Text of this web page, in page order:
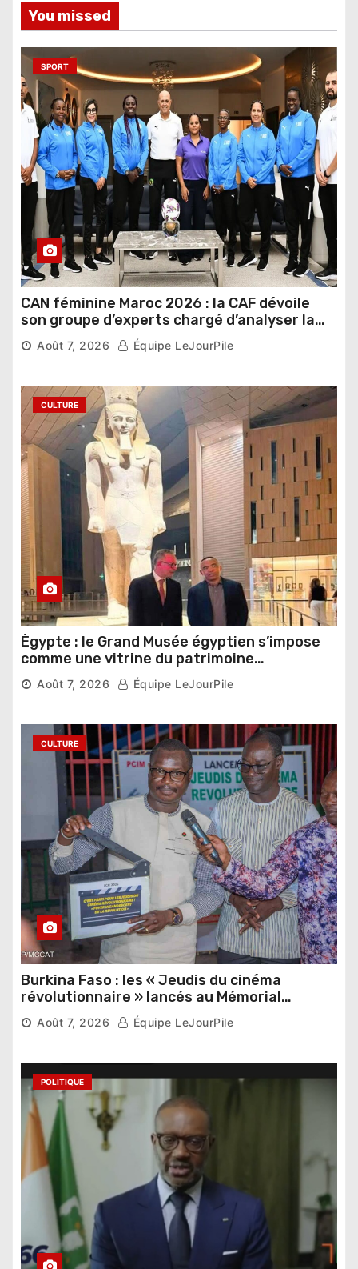
You missed
SPORT
CAN féminine Maroc 2026 : la CAF dévoile
son groupe d’experts chargé d’analyser la
compétition
Août 7, 2026 Équipe LeJourPile
CULTURE
Égypte : le Grand Musée égyptien s’impose
comme une vitrine du patrimoine
pharaonique auprès des dirigeants
étrangers
Août 7, 2026 Équipe LeJourPile
CULTURE
Burkina Faso : les « Jeudis du cinéma
révolutionnaire » lancés au Mémorial
Thomas Sankara
Août 7, 2026 Équipe LeJourPile
POLITIQUE